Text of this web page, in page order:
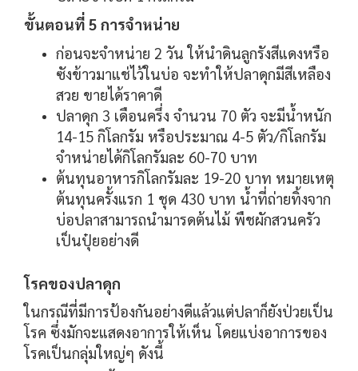
ขั้นตอนที่ 5 การจำหน่าย
ก่อนจะจำหน่าย 2 วัน ให้นำดินลูกรังสีแดงหรือ
ซังข้าวมาแช่ไว้ในบ่อ จะทำให้ปลาดุกมีสีเหลือง
สวย ขายได้ราคาดี
ปลาดุก 3 เดือนครึ่ง จำนวน 70 ตัว จะมีน้ำหนัก
14-15 กิโลกรัม หรือประมาณ 4-5 ตัว/กิโลกรัม
จำหน่ายได้กิโลกรัมละ 60-70 บาท
ต้นทุนอาหารกิโลกรัมละ 19-20 บาท หมายเหตุ
ต้นทุนครั้งแรก 1 ชุด 430 บาท น้ำที่ถ่ายทิ้งจาก
บ่อปลาสามารถนำมารดต้นไม้ พืชผักสวนครัว
เป็นปุ๋ยอย่างดี
โรคของปลาดุก
ในกรณีที่มีการป้องกันอย่างดีแล้วแต่ปลาก็ยังป่วยเป็น
โรค ซึ่งมักจะแสดงอาการให้เห็น โดยแบ่งอาการของ
โรคเป็นกลุ่มใหญ่ๆ ดังนี้